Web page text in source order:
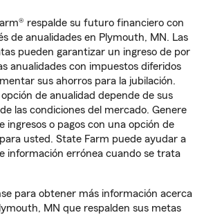
respalde su futuro financiero con
de anualidades en Plymouth, MN. Las
pueden garantizar un ingreso de por
anualidades con impuestos diferidos
sus ahorros para la jubilación.
de anualidad depende de sus
las condiciones del mercado. Genere
o pagos con una opción de
usted. State Farm puede ayudar a
información errónea cuando se trata
para obtener más información acerca
MN que respalden sus metas